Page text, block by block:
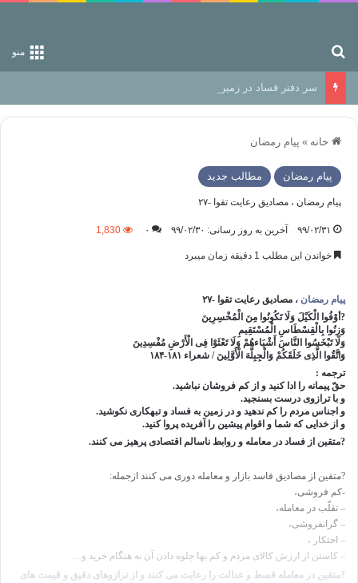
منو
سر دفتر فساد در زمین‌، دوری وکناره‌گیری از راه خداست‌!
خانه » پیام رمضان
پیام رمضان مطالب جدید
پیام رمضان ، مصادیق رعایت تقوا -٢٧
۹۹/۰۲/۳۱ آخرین به روز رسانی: ۹۹/۰۲/۳۰ ۰ 1,830
خواندن این مطلب 1 دقیقه زمان میبرد
پیام رمضان ، مصادیق رعایت تقوا -٢٧
?أوْفُوا الْکَیْلَ وَلَا تَکُونُوا مِنَ الْمُخْسِرِینَ‏
وَزِنُوا بِالْقِسْطَاسِ الْمُسْتَقِیمِ‏
وَلَا تَبْخَسُوا النَّاسَ أَشْیَاءهُمْ وَلَا تَعْثَوْا فِی الْأَرْضِ مُفْسِدِینَ
وَاتَّقُوا الَّذِی خَلَقَکُمْ وَالْجِبِلَّهَ الْأَوَّلِینَ / ‏شعراء ۱۸۱-۱۸۴
ترجمه :
حقّ پیمانه را ادا کنید و از کم فروشان نباشید.
و با ترازوى درست بسنجید.
و اجناس مردم را کم ندهید و در زمین به فساد و تبهکارى نکوشید.
و از خدایى که شما و اقوام پیشین را آفریده پروا کنید.
?متقین از فساد در معامله و روابط ناسالم اقتصادى پرهیز می کنند.
?متقین از مصادیق فاسد بازار و معامله دوری می کنند ازجمله:
-کم فروشى،
– تقلّب در معامله،
– گرانفروشی،
– احتکار ،
– کاستن از ارزش کالاى مردم و کم بها جلوه دادن آن به هنگام خرید و…
?متقین در معامله قسط و عدالت را رعایت می کنند و از ترازوهای دقیق و قیمت های